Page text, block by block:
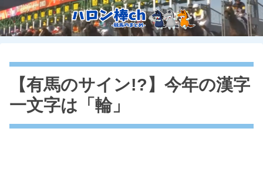
【有馬のサイン!?】今年の漢字
一文字は「輪」